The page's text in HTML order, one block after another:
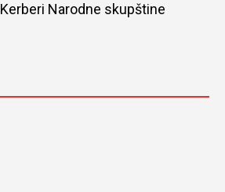
Kerberi Narodne skupštine